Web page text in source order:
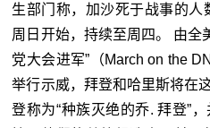
生部门称，加沙死于战事的
周日开始，持续至周四。 由全
党大会进军”（March on the
举行示威，拜登和哈里斯将在
登称为“种族灭绝的乔. 拜登”